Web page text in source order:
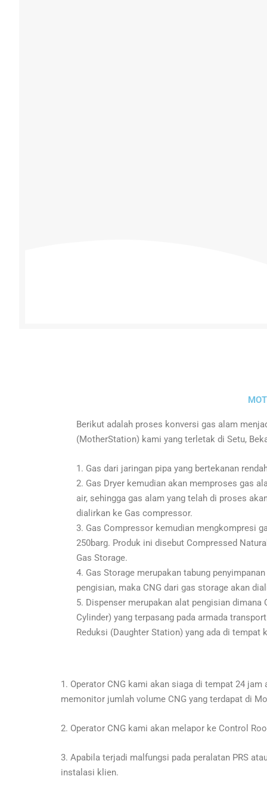
Berikut adalah proses konversi gas alam
(MotherStation) kami yang terletak di Setu,
1. Gas dari jaringan pipa yang bertekanan
2. Gas Dryer kemudian akan memproses gas
air, sehingga gas alam yang telah di proses
dialirkan ke Gas compressor.
3. Gas Compressor kemudian mengkompresi
250barg. Produk ini disebut Compressed
Gas Storage.
4. Gas Storage merupakan tabung
pengisian, maka CNG dari gas storage akan
5. Dispenser merupakan alat pengisian
Cylinder) yang terpasang pada armada
Reduksi (Daughter Station) yang ada di tempat
1. Operator CNG kami akan siaga di tempat 24
memonitor jumlah volume CNG yang terdapat di
2. Operator CNG kami akan melapor ke Control
3. Apabila terjadi malfungsi pada peralatan PRS
instalasi klien.